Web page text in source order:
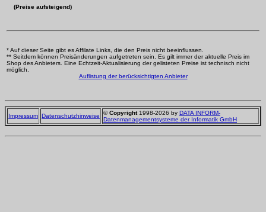
(Preise aufsteigend)
* Auf dieser Seite gibt es Affilate Links, die den Preis nicht beeinflussen.
** Seitdem können Preisänderungen aufgetreten sein. Es gilt immer der aktuelle Preis im
Shop des Anbieters. Eine Echtzeit-Aktualisierung der gelisteten Preise ist technisch nicht
möglich.
Auflistung der berücksichtigten Anbieter
Impressum Datenschutzhinweise ©Copyright1998-2026 by DATA INFORM-
Datenmanagementsysteme der Informatik GmbH